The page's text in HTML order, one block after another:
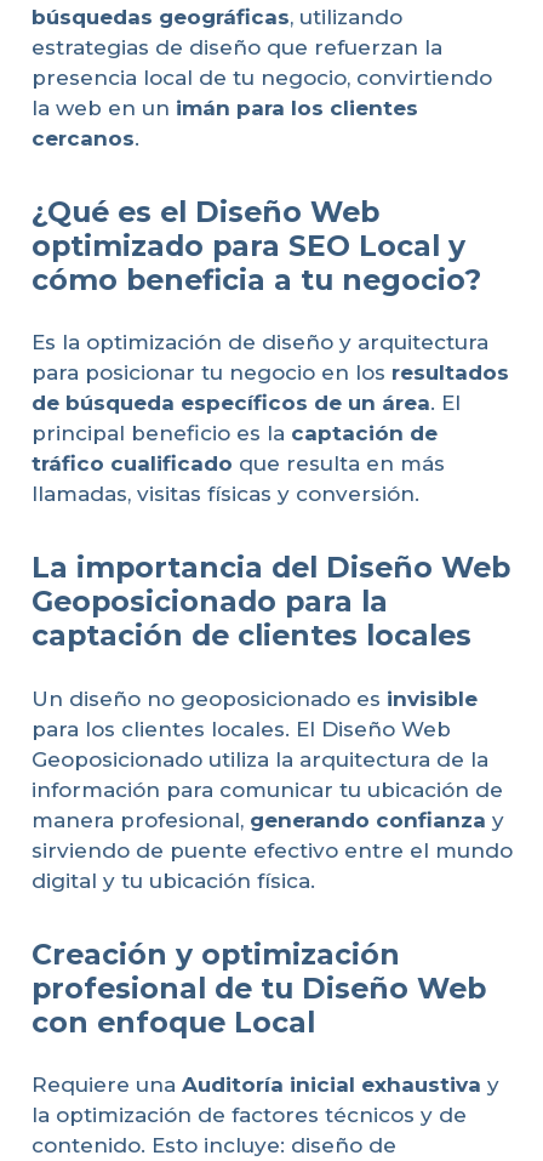
búsquedas geográficas, utilizando
estrategias de diseño que refuerzan la
presencia local de tu negocio, convirtiendo
la web en un imán para los clientes
cercanos.
¿Qué es el Diseño Web
optimizado para SEO Local y
cómo beneficia a tu negocio?
Es la optimización de diseño y arquitectura
para posicionar tu negocio en los resultados
de búsqueda específicos de un área. El
principal beneficio es la captación de
tráfico cualificado que resulta en más
llamadas, visitas físicas y conversión.
La importancia del Diseño Web
Geoposicionado para la
captación de clientes locales
Un diseño no geoposicionado es invisible
para los clientes locales. El Diseño Web
Geoposicionado utiliza la arquitectura de la
información para comunicar tu ubicación de
manera profesional, generando confianza y
sirviendo de puente efectivo entre el mundo
digital y tu ubicación física.
Creación y optimización
profesional de tu Diseño Web
con enfoque Local
Requiere una Auditoría inicial exhaustiva y
la optimización de factores técnicos y de
contenido. Esto incluye: diseño de